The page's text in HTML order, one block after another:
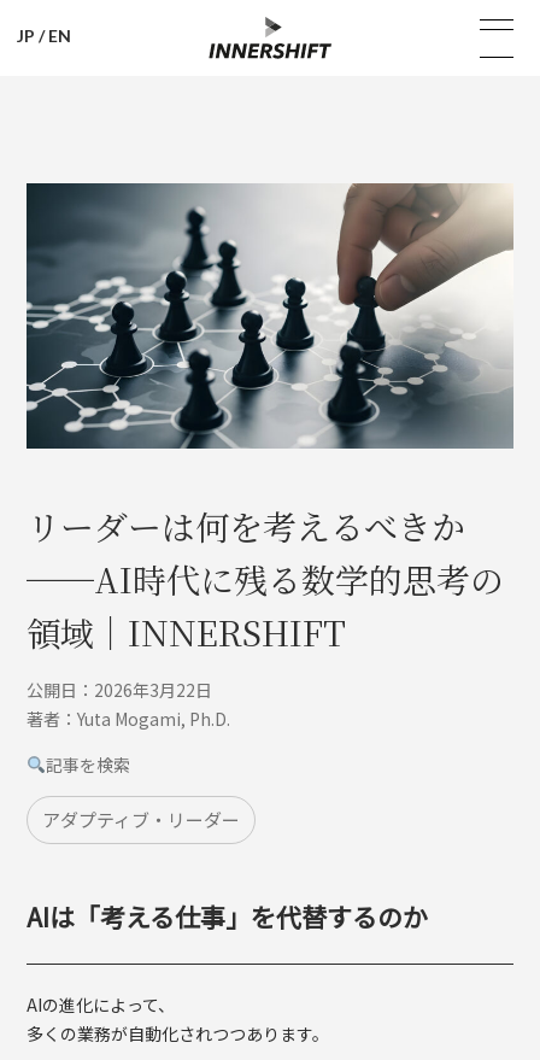
JP /EN
リーダーは何を考えるべきか
──AI時代に残る数学的思考の
領域｜INNERSHIFT
公開日：2026年3月22日
著者：Yuta Mogami, Ph.D.
記事を検索
アダプティブ・リーダー
AIは「考える仕事」を代替するのか
AIの進化によって、
多くの業務が自動化されつつあります。